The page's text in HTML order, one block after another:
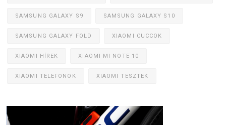
SAMSUNG GALAXY S9 SAMSUNG GALAXY S10
SAMSUNG GALAXY FOLD XIAOMI CUCCOK
XIAOMI HÍREK XIAOMI MI NOTE 10
XIAOMI TELEFONOK XIAOMI TESZTEK